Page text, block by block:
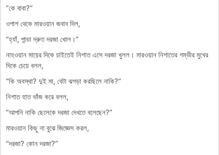
“কে বাবা?”
ওপাশ থেকে মারওয়ান জবাব দিল,
“হ্যাঁ, পান্ডা দ্রুত দরজা খোল।”
নাহওয়ান মায়ের দিকে চাইতেই নিশাত এসে দরজা খুলল। মারওয়ান নিশাতের গম্ভীর মুখের
দিকে চেয়ে বলল,
“কি অবস্থা? দুই মা, বেটা ঝগড়া করছিলে নাকি?”
নিশাত হাত ভাঁজ করে বলল,
“আপনি নাকি ছেলেকে দরজা দেখতে বলেছেন?”
মারওয়ান কিছু না বুঝে জিজ্ঞেস করল,
“দরজা? কোন দরজা?”